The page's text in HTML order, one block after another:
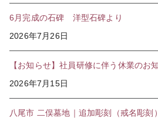
6月完成の石碑 洋型石碑より
2026年7月26日
【お知らせ】社員研修に伴う休業のお
2026年7月15日
八尾市 二俣墓地｜追加彫刻（戒名彫刻